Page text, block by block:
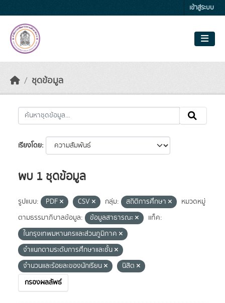
เข้าสู่ระบบ
ชุดข้อมูล
เรียงโดย
พบ 1 ชุดข้อมูล
รูปแบบ: PDF CSV กลุ่ม: สถิติการศึกษา
หมวดหมู่
ตามธรรมาภิบาลข้อมูล:
ข้อมูลสาธารณะ
แท็ค:
ในกรุงเทพมหานครและส่วนภูมิภาค
จำแนกตามระดับการศึกษาและชั้น
จำนวนและร้อยละของนักเรียน
นิสิต
กรองผลลัพธ์